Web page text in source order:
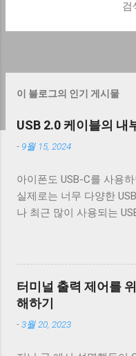
검
이 블로그의 인기 게시물
USB 2.0 케이블의 내
- 9월 15, 2024
아이폰도 USB-C를 사용
실제로는 너무 다양한
나 최근 많이 사용되는
그래도 컨넥터는 모양이
데 케이블은 답이 없다.
도 어떤 케이블은 데이터
터 통신이 가능하다. 이런
생한다. 이번 글에서는
이블에 대해 자세히 알아
터미널 출력 제어를
해하기
-3월 20, 2023